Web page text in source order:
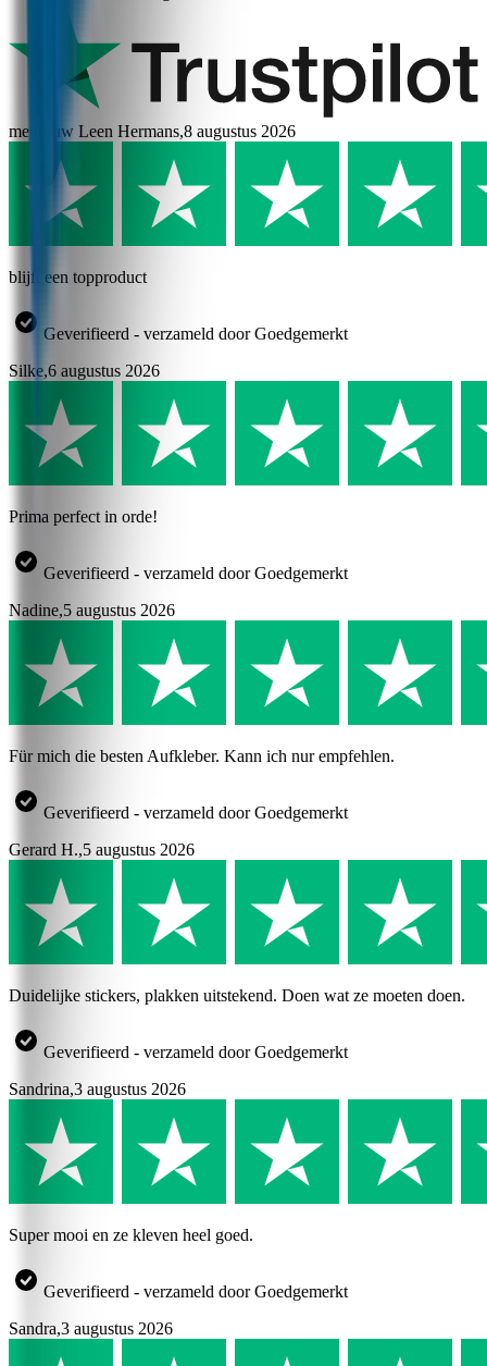
mevrouw Leen Hermans,8 augustus 2026
blijft een topproduct
Geverifieerd - verzameld door Goedgemerkt
Silke,6 augustus 2026
Prima perfect in orde!
Geverifieerd - verzameld door Goedgemerkt
Nadine,5 augustus 2026
Für mich die besten Aufkleber. Kann ich nur empfehlen.
Geverifieerd - verzameld door Goedgemerkt
Gerard H.,5 augustus 2026
Duidelijke stickers, plakken uitstekend. Doen wat ze moeten doen.
Geverifieerd - verzameld door Goedgemerkt
Sandrina,3 augustus 2026
Super mooi en ze kleven heel goed.
Geverifieerd - verzameld door Goedgemerkt
Sandra,3 augustus 2026